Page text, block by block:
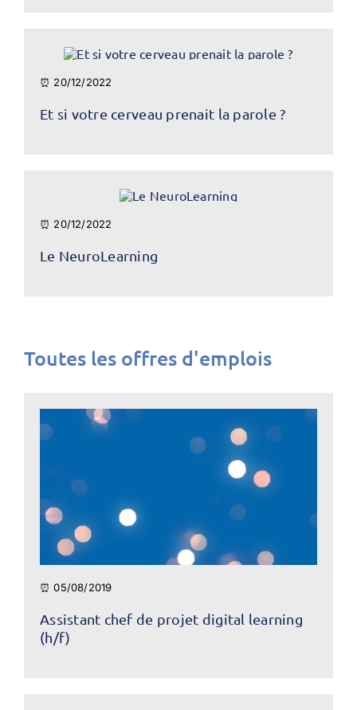
⏰ 20/12/2022
Et si votre cerveau prenait la parole ?
⏰ 20/12/2022
Le NeuroLearning
Toutes les offres d'emplois
⏰ 05/08/2019
Assistant chef de projet digital learning
(h/f)